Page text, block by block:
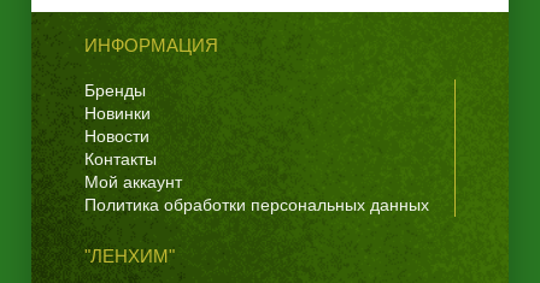
ИНФОРМАЦИЯ
Бренды
Новинки
Новости
Контакты
Мой аккаунт
Политика обработки персональных данных
"ЛЕНХИМ"